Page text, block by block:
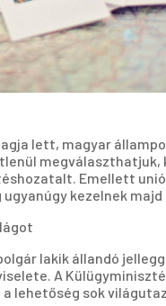
lett, magyar
megválaszthatjuk,
Emellett
kezelnek
lakik állandó
A
lehetőség sok